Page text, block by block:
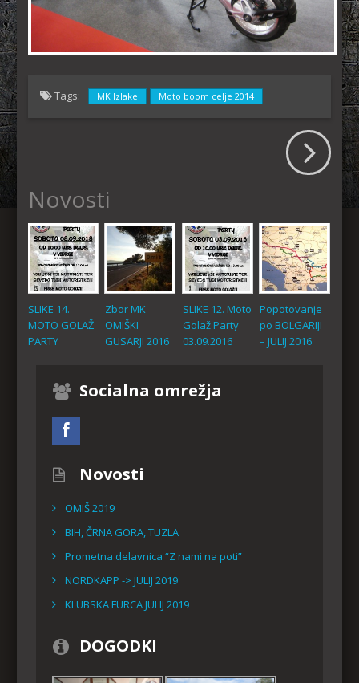
Tags: MK Izlake Moto boom celje 2014
Novosti
SLIKE 14.
MOTO GOLAŽ
PARTY
Zbor MK
OMIŠKI
GUSARJI 2016
SLIKE 12. Moto
Golaž Party
03.09.2016
Popotovanje
po BOLGARIJI
– JULIJ 2016
Socialna omrežja
Novosti
OMIŠ 2019
BIH, ČRNA GORA, TUZLA
Prometna delavnica “Z nami na poti”
NORDKAPP -> JULIJ 2019
KLUBSKA FURCA JULIJ 2019
DOGODKI